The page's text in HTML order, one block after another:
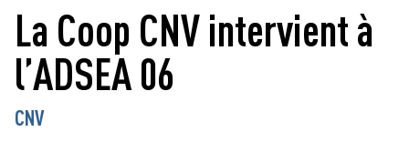
La Coop CNV intervient à
l’ADSEA 06
CNV